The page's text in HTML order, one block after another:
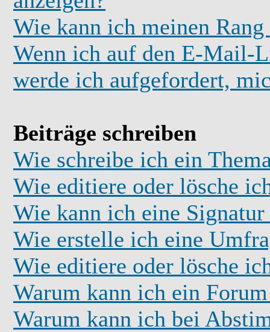
Wie kann ich meinen Rang
Wenn ich auf den E-Mail-
werde ich aufgefordert,
Beiträge schreiben
Wie schreibe ich ein
Wie editiere oder lösche
Wie kann ich eine Signatur
Wie erstelle ich eine
Wie editiere oder lösche
Warum kann ich ein
Warum kann ich bei